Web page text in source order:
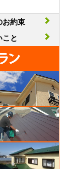
お約束
こと